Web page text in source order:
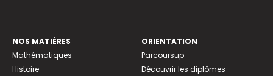
NOS MATIÈRES
Mathématiques
Histoire
ORIENTATION
Parcoursup
Découvrir les diplômes